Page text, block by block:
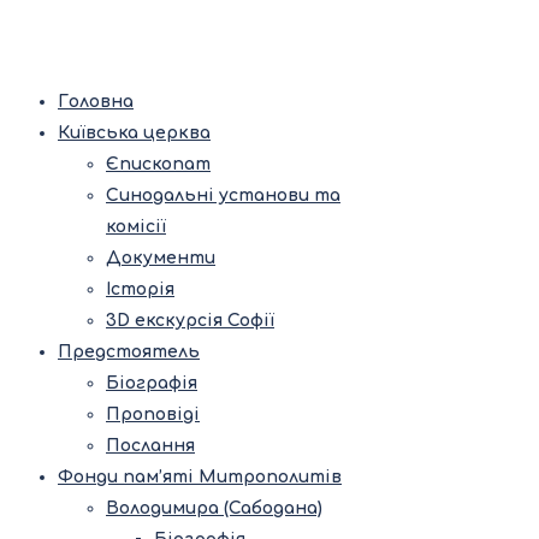
Головна
Київська церква
Єпископат
Синодальні установи та
комісії
Документи
Історія
3D екскурсія Софії
Предстоятель
Біографія
Проповіді
Послання
Фонди пам’яті Митрополитів
Володимира (Сабодана)